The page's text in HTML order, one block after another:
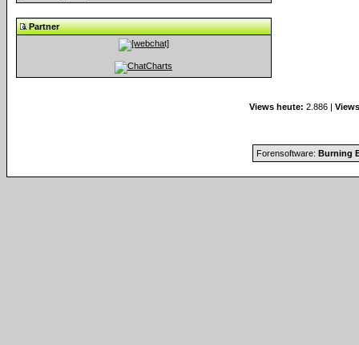
Partner
Views heute: 2.886 |
Forensoftware: Burning